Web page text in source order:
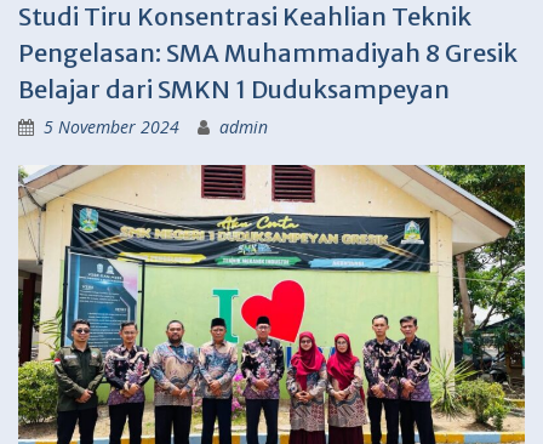
Studi Tiru Konsentrasi Keahlian Teknik
Pengelasan: SMA Muhammadiyah 8 Gresik
Belajar dari SMKN 1 Duduksampeyan
5 November 2024 admin